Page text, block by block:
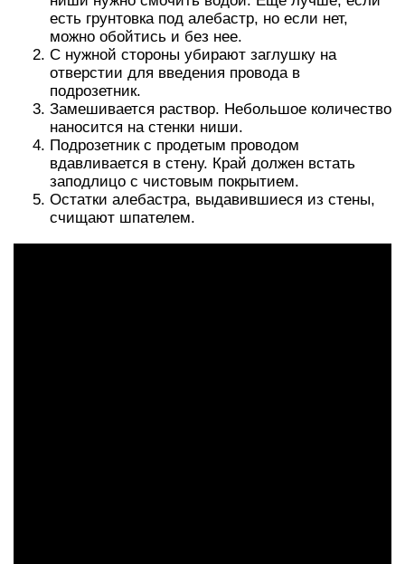
есть грунтовка под алебастр, но если нет,
можно обойтись и без нее.
С нужной стороны убирают заглушку на
отверстии для введения провода в
подрозетник.
Замешивается раствор. Небольшое количество
наносится на стенки ниши.
Подрозетник с продетым проводом
вдавливается в стену. Край должен встать
заподлицо с чистовым покрытием.
Остатки алебастра, выдавившиеся из стены,
счищают шпателем.